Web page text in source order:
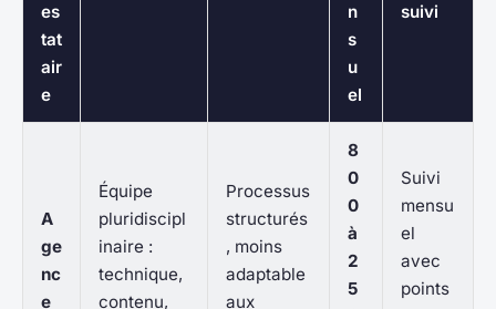
es
tat
air
e
n
s
u
el
suivi
A
ge
nc
e
Équipe
pluridiscipl
inaire :
technique,
contenu,
Processus
structurés
, moins
adaptable
aux
8
0
0
à
2
5
Suivi
mensu
el
avec
points